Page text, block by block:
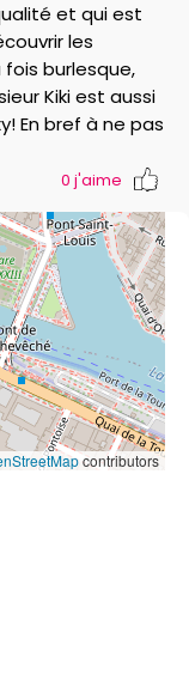
et qui est
les
burlesque,
Kiki est aussi
En bref à ne pas
0 j'aime
contributors